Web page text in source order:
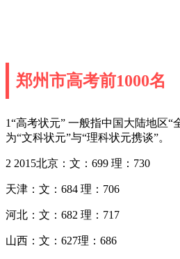
郑州市高考前1000名
1“高考状元” 一般指中国大陆地区
为“文科状元”与“理科状元携谈”。
2 2015北京：文：699 理：730
天津：文：684 理：706
河北：文：682 理：717
山西：文：627理：686